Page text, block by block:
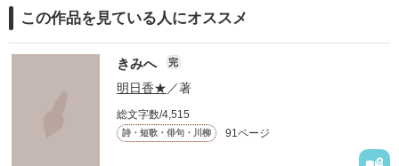
この作品を見ている人にオススメ
きみへ 完
明日香★ ／著
総文字数/4,515
詩・短歌・俳句・川柳 91ページ